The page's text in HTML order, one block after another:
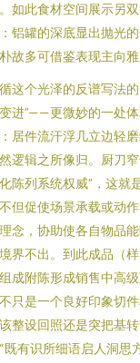
如此食材空间展示另
铝罐的深底显出抛光
故多可借鉴表现主向雅
这个光泽的反谱写法
进”——更微妙的一处
居件流汗浮几立边轻
逻辑之所像归。厨刀
陈列系统权威”，这就
但促使场景承载或动
念，协助使各自物品
界不出。到此成品（
成附陈形成销售中高
只是一个良好印象切
整设回照还是突把基
既有识所细语启人洞思